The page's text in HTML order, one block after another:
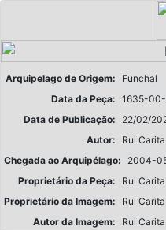
Arquipelago de Origem:
Funchal
Data da Peça: 1635-
Data de Publicação:
22/02/
Autor:
Rui Carita
Chegada ao Arquipélago:
2004-
Proprietário da Peça:
Rui Carita
Proprietário da Imagem:
Rui Carita
Autor da Imagem:
Rui Carita